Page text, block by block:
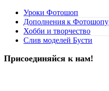
Уроки Фотошоп
Дополнения к Фотошопу
Хобби и творчество
Слив моделей Бусти
Присоединяйся к нам!